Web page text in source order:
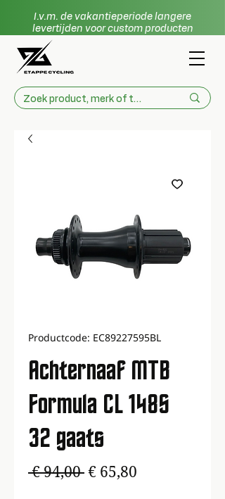
I.v.m. de vakantieperiode langere
levertijden voor custom producten
Productcode: EC89227595BL
Achternaaf MTB
Formula CL 148S
32 gaats
€ 94,00 Normale
€ 65,80